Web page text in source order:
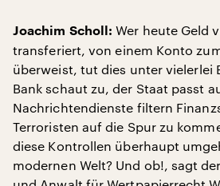
Joachim Scholl: Wer heute Geld
transferiert, von einem Konto
überweist, tut dies unter vielerlei
Bank schaut zu, der Staat passt
Nachrichtendienste filtern
Terroristen auf die Spur zu
diese Kontrollen überhaupt
modernen Welt? Und ob!, sagt